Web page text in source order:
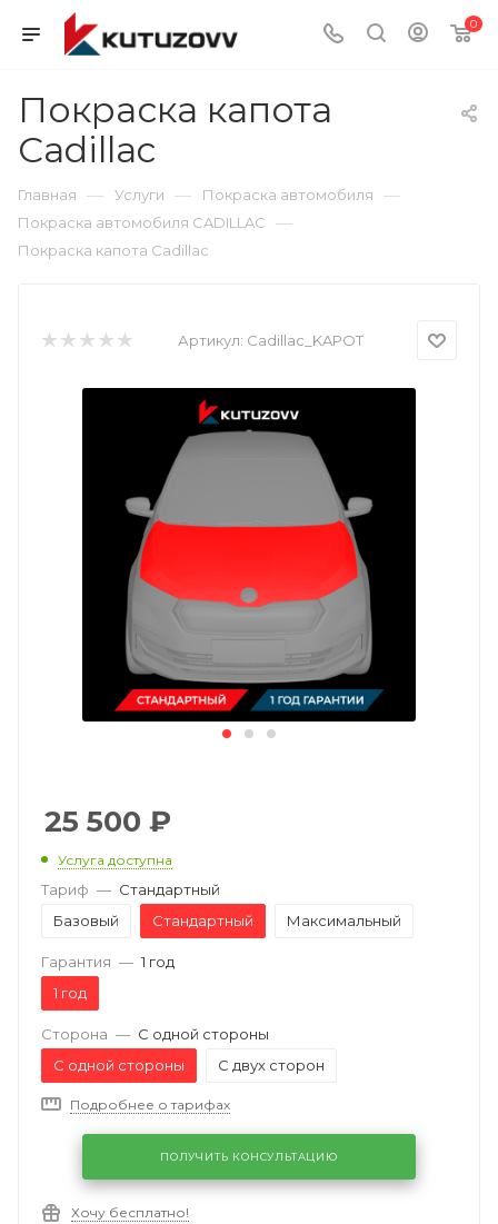
0
Покраска капота
Cadillac
Главная — Услуги — Покраска автомобиля —
Покраска автомобиля CADILLAC —
Покраска капота Cadillac
Артикул: Cadillac_KAPOT
25 500 ₽
Услуга доступна
Тариф — Стандартный
Базовый
Стандартный Максимальный
Гарантия — 1 год
1 год
Сторона — С одной стороны
С одной стороны
С двух сторон
Подробнее о тарифах
ПОЛУЧИТЬ КОНСУЛЬТАЦИЮ
Хочу бесплатно!